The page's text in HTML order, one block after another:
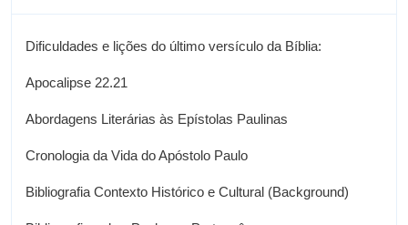
Dificuldades e lições do último versículo da Bíblia:
Apocalipse 22.21
Abordagens Literárias às Epístolas Paulinas
Cronologia da Vida do Apóstolo Paulo
Bibliografia Contexto Histórico e Cultural (Background)